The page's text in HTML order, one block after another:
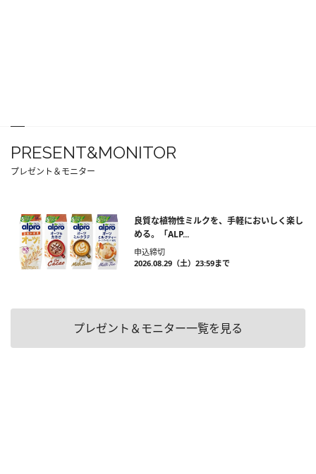
PRESENT&MONITOR
プレゼント＆モニター
良質な植物性ミルクを、手軽においしく楽し
める。「ALP...
申込締切
2026.08.29（土）23:59まで
プレゼント＆モニター一覧を見る